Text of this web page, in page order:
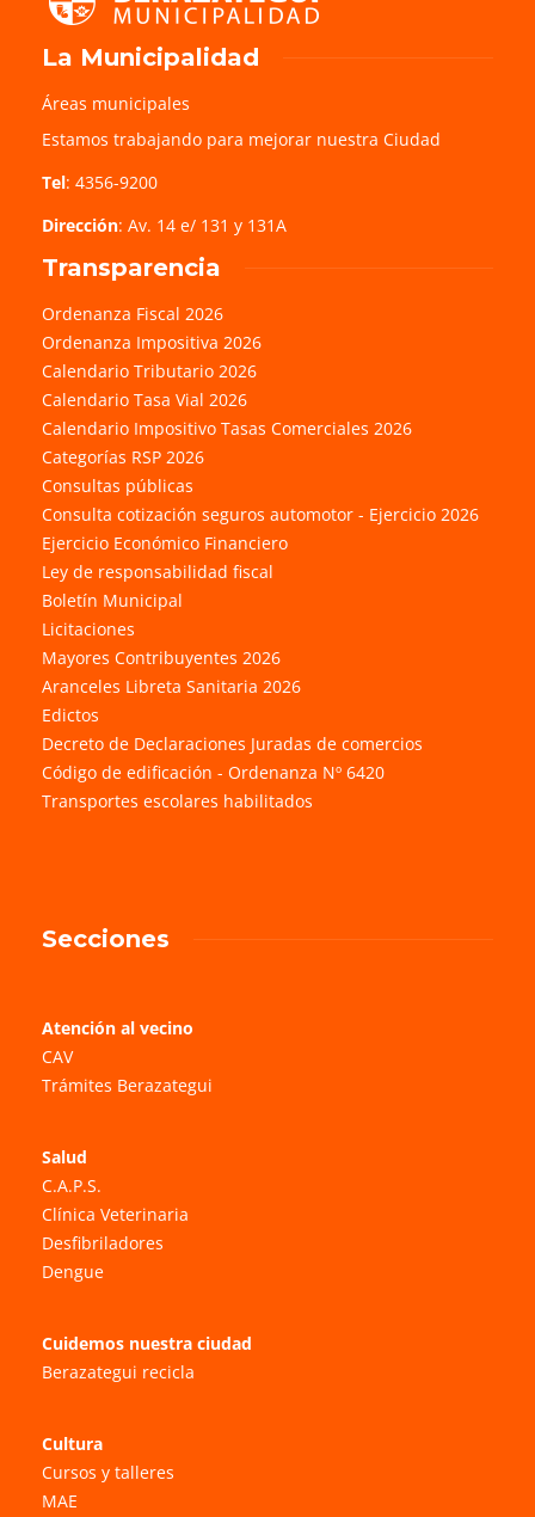
La Municipalidad
Áreas municipales
Estamos trabajando para mejorar nuestra Ciudad
Tel: 4356-9200
Dirección: Av. 14 e/ 131 y 131A
Transparencia
Ordenanza Fiscal 2026
Ordenanza Impositiva 2026
Calendario Tributario 2026
Calendario Tasa Vial 2026
Calendario Impositivo Tasas Comerciales 2026
Categorías RSP 2026
Consultas públicas
Consulta cotización seguros automotor - Ejercicio 2026
Ejercicio Económico Financiero
Ley de responsabilidad fiscal
Boletín Municipal
Licitaciones
Mayores Contribuyentes 2026
Aranceles Libreta Sanitaria 2026
Edictos
Decreto de Declaraciones Juradas de comercios
Código de edificación - Ordenanza Nº 6420
Transportes escolares habilitados
Secciones
Atención al vecino
CAV
Trámites Berazategui
Salud
C.A.P.S.
Clínica Veterinaria
Desfibriladores
Dengue
Cuidemos nuestra ciudad
Berazategui recicla
Cultura
Cursos y talleres
MAE